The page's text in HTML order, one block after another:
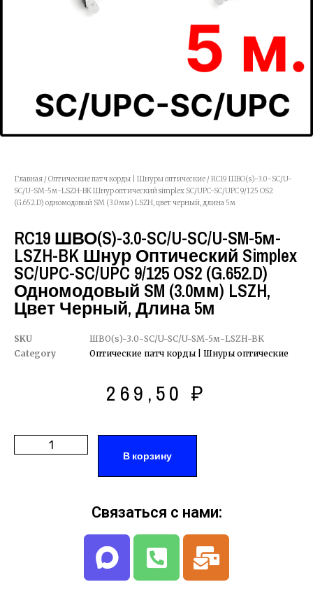
Главная /Оптические патч корды | Шнуры оптические / RC19 ШВО(s)-3.0-SC/U-
SC/U-SM-5м-LSZH-BK Шнур оптический simplex SC/UPC-SC/UPC 9/125 OS2
(G.652.D) одномодовый SM (3.0мм) LSZH, цвет черный, длина 5м
RC19 ШВО(s)-3.0-SC/U-SC/U-SM-5м-
LSZH-BK Шнур Оптический Simplex
SC/UPC-SC/UPC 9/125 OS2 (G.652.D)
Одномодовый SM (3.0мм) LSZH,
Цвет Черный, Длина 5м
SKU
ШВО(s)-3.0-SC/U-SC/U-SM-5м-LSZH-BK
Category
Оптические патч корды | Шнуры оптические
269,50₽
В корзину
Связаться с нами: